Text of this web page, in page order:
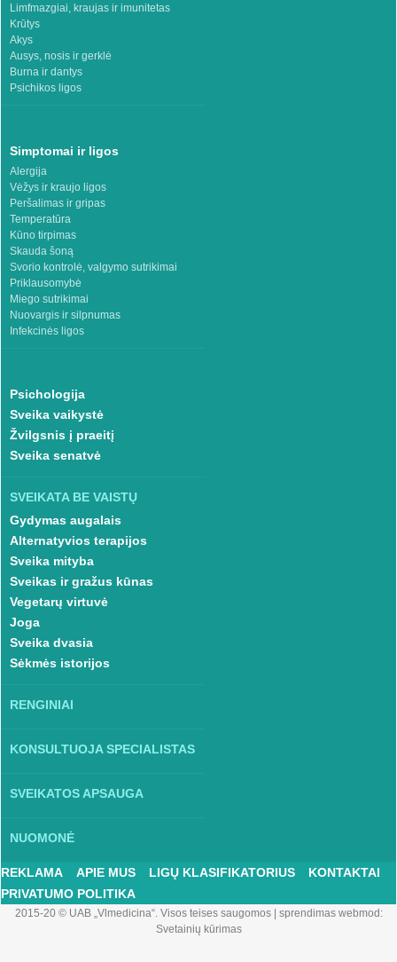
Limfmazgiai, kraujas ir imunitetas
Krūtys
Akys
Ausys, nosis ir gerklė
Burna ir dantys
Psichikos ligos
Simptomai ir ligos
Alergija
Vėžys ir kraujo ligos
Peršalimas ir gripas
Temperatūra
Kūno tirpimas
Skauda šoną
Svorio kontrolė, valgymo sutrikimai
Priklausomybė
Miego sutrikimai
Nuovargis ir silpnumas
Infekcinės ligos
Psichologija
Sveika vaikystė
Žvilgsnis į praeitį
Sveika senatvė
SVEIKATA BE VAISTŲ
Gydymas augalais
Alternatyvios terapijos
Sveika mityba
Sveikas ir gražus kūnas
Vegetarų virtuvė
Joga
Sveika dvasia
Sėkmės istorijos
RENGINIAI
KONSULTUOJA SPECIALISTAS
SVEIKATOS APSAUGA
NUOMONĖ
REKLAMA APIE MUS LIGŲ KLASIFIKATORIUS
KONTAKTAI
PRIVATUMO POLITIKA
2015-20 © UAB „Vlmedicina“. Visos teises saugomos| sprendimas webmod:
Svetainių kūrimas